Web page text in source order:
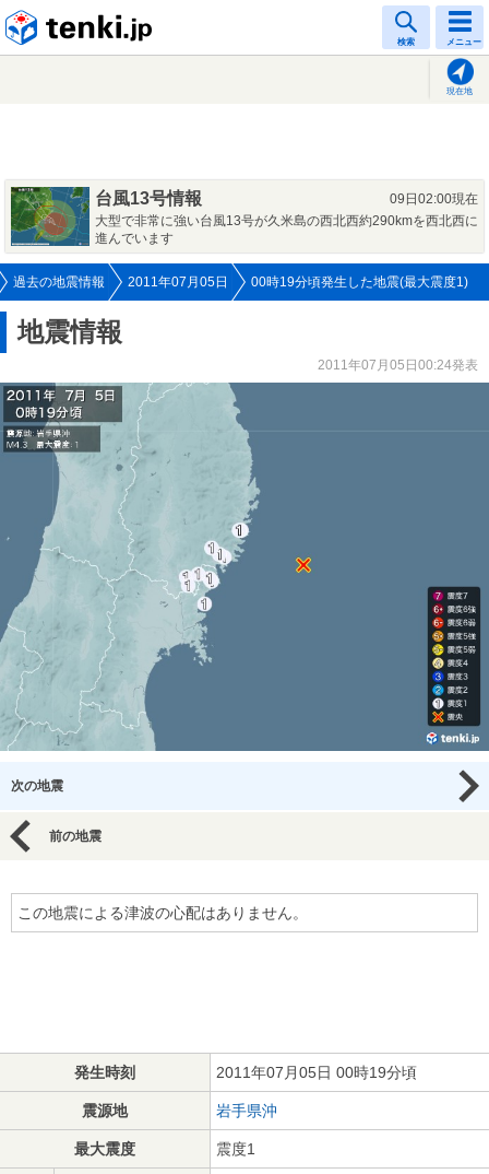
検索 メニュー
現在地
台風13号情報
09日02:00現在
大型で非常に強い台風13号が久米島の西北西約290kmを西北西に
進んでいます
過去の地震情報 2011年07月05日 00時19分頃発生した地震(最大震度1)
地震情報
2011年07月05日00:24発表
次の地震
前の地震
この地震による津波の心配はありません。
発生時刻 2011年07月05日 00時19分頃
震源地 岩手県沖
最大震度 震度1